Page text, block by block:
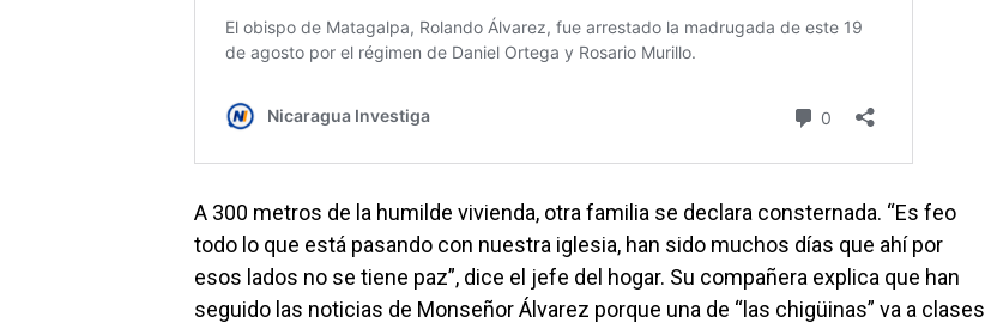
A 300 metros de la humilde vivienda, otra familia se declara consternada. “Es feo
todo lo que está pasando con nuestra iglesia, han sido muchos días que ahí por
esos lados no se tiene paz”, dice el jefe del hogar. Su compañera explica que han
seguido las noticias de Monseñor Álvarez porque una de “las chigüinas” va a clases